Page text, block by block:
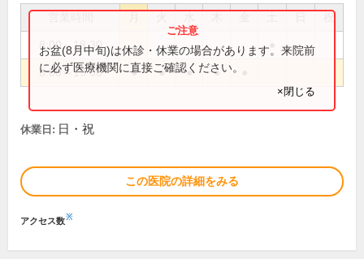
祝
8:00～18:30
8:00～19:00 ● ● ● ●
お盆(8月中旬)は休診・休業の場合があります。来院前
に必ず医療機関に直接ご確認ください。
×閉じる
休業日: 日・祝
この医院の詳細をみる
アクセス数※